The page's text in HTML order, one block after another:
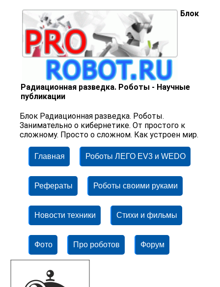
Блок
Радиационная разведка. Роботы - Научные
публикации
Блок Радиационная разведка. Роботы.
Занимательно о кибернетике. От простого к
сложному. Просто о сложном. Как устроен мир.
Главная Роботы ЛЕГО EV3 и WEDO
Рефераты Роботы своими руками
Новости техники Стихи и фильмы
Фото Про роботов Форум